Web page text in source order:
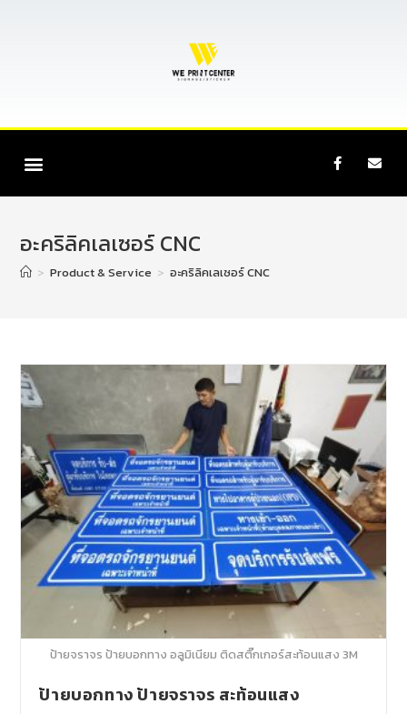
อะคริลิคเลเซอร์ CNC
> Product & Service > อะคริลิคเลเซอร์ CNC
ป้ายจราจร ป้ายบอกทาง อลูมิเนียม ติดสติ๊กเกอร์สะท้อนแสง 3M
ป้ายบอกทาง ป้ายจราจร สะท้อนแสง